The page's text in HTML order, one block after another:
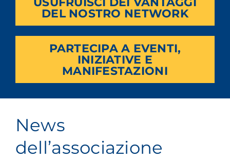
DEL NOSTRO NETWORK
PARTECIPA A EVENTI,
INIZIATIVE E
MANIFESTAZIONI
News
dell’associazione